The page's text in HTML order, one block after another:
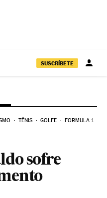
SUSCRÍBETE
TÊNIS GOLFE FORMULA 1
sofre